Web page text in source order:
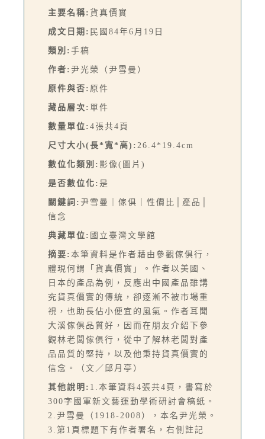
主要名稱: 貨真價實
成文日期: 民國84年6月19日
類別: 手稿
作者: 尹光榮（尹雪曼）
原件與否: 原件
藏品層次: 單件
數量單位: 4張共4頁
尺寸大小(長*寬*高): 26.4*19.4cm
數位化類別: 影像(圖片)
是否數位化: 是
關鍵詞: 尹雪曼｜傢俱｜性價比│產品│
信念
典藏單位: 國立臺灣文學館
摘要: 本筆資料是作者藉由參觀傢俱行，
體現何謂「貨真價實」。作者以美國、
日本的產品為例，反應出中國產品雖講
究貨真價實的傳統，卻逐漸不被市場重
視，也助長佔小便宜的風氣。作者耳聞
大溪傢俱品質好，因而在朋友介紹下參
觀林老闆傢俱行，從中了解林老闆對產
品品質的堅持，以及他秉持貨真價實的
信念。（文／邱月亭）
其他說明: 1.本筆資料4張共4頁，書寫於
300字國軍新文藝運動學術研討會稿紙。
2.尹雪曼（1918-2008），本名尹光榮。
3.第1頁標題下有作者署名，右側註記